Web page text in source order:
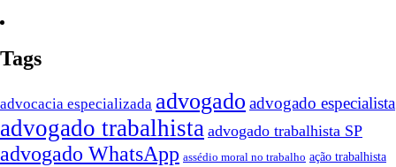
Tags
advocacia especializada advogado advogado especialista
advogado trabalhista advogado trabalhista SP
advogado WhatsApp assédio moral no trabalho ação trabalhista